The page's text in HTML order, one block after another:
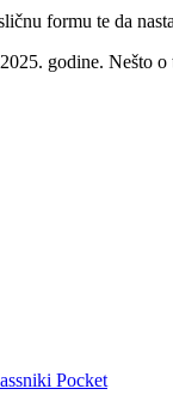
formu te da
godine. Nešto
Pocket